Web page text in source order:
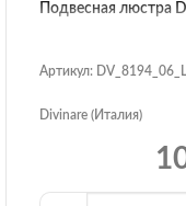
Подвесная люстра
Артикул:
Divinare (Италия)